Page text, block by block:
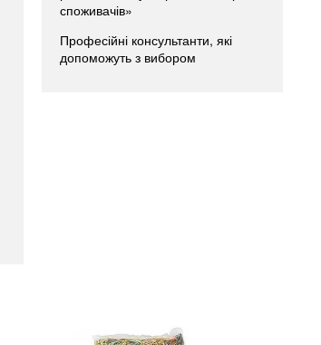
споживачів»
Професійні консультанти, які
допоможуть з вибором